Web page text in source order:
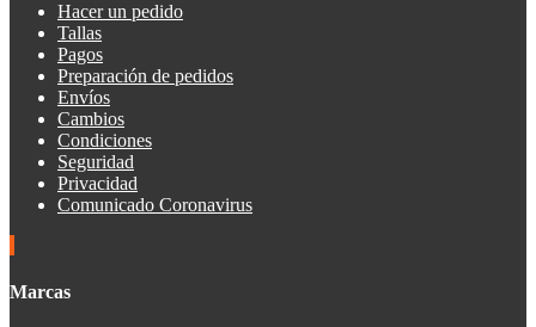
Hacer un pedido
Tallas
Pagos
Preparación de pedidos
Envíos
Cambios
Condiciones
Seguridad
Privacidad
Comunicado Coronavirus
Marcas